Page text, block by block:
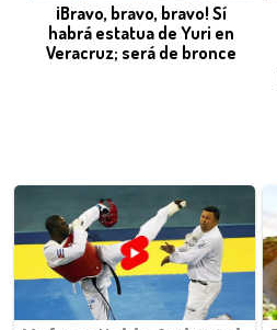
¡Bravo, bravo, bravo! Sí
habrá estatua de Yuri en
Veracruz; será de bronce